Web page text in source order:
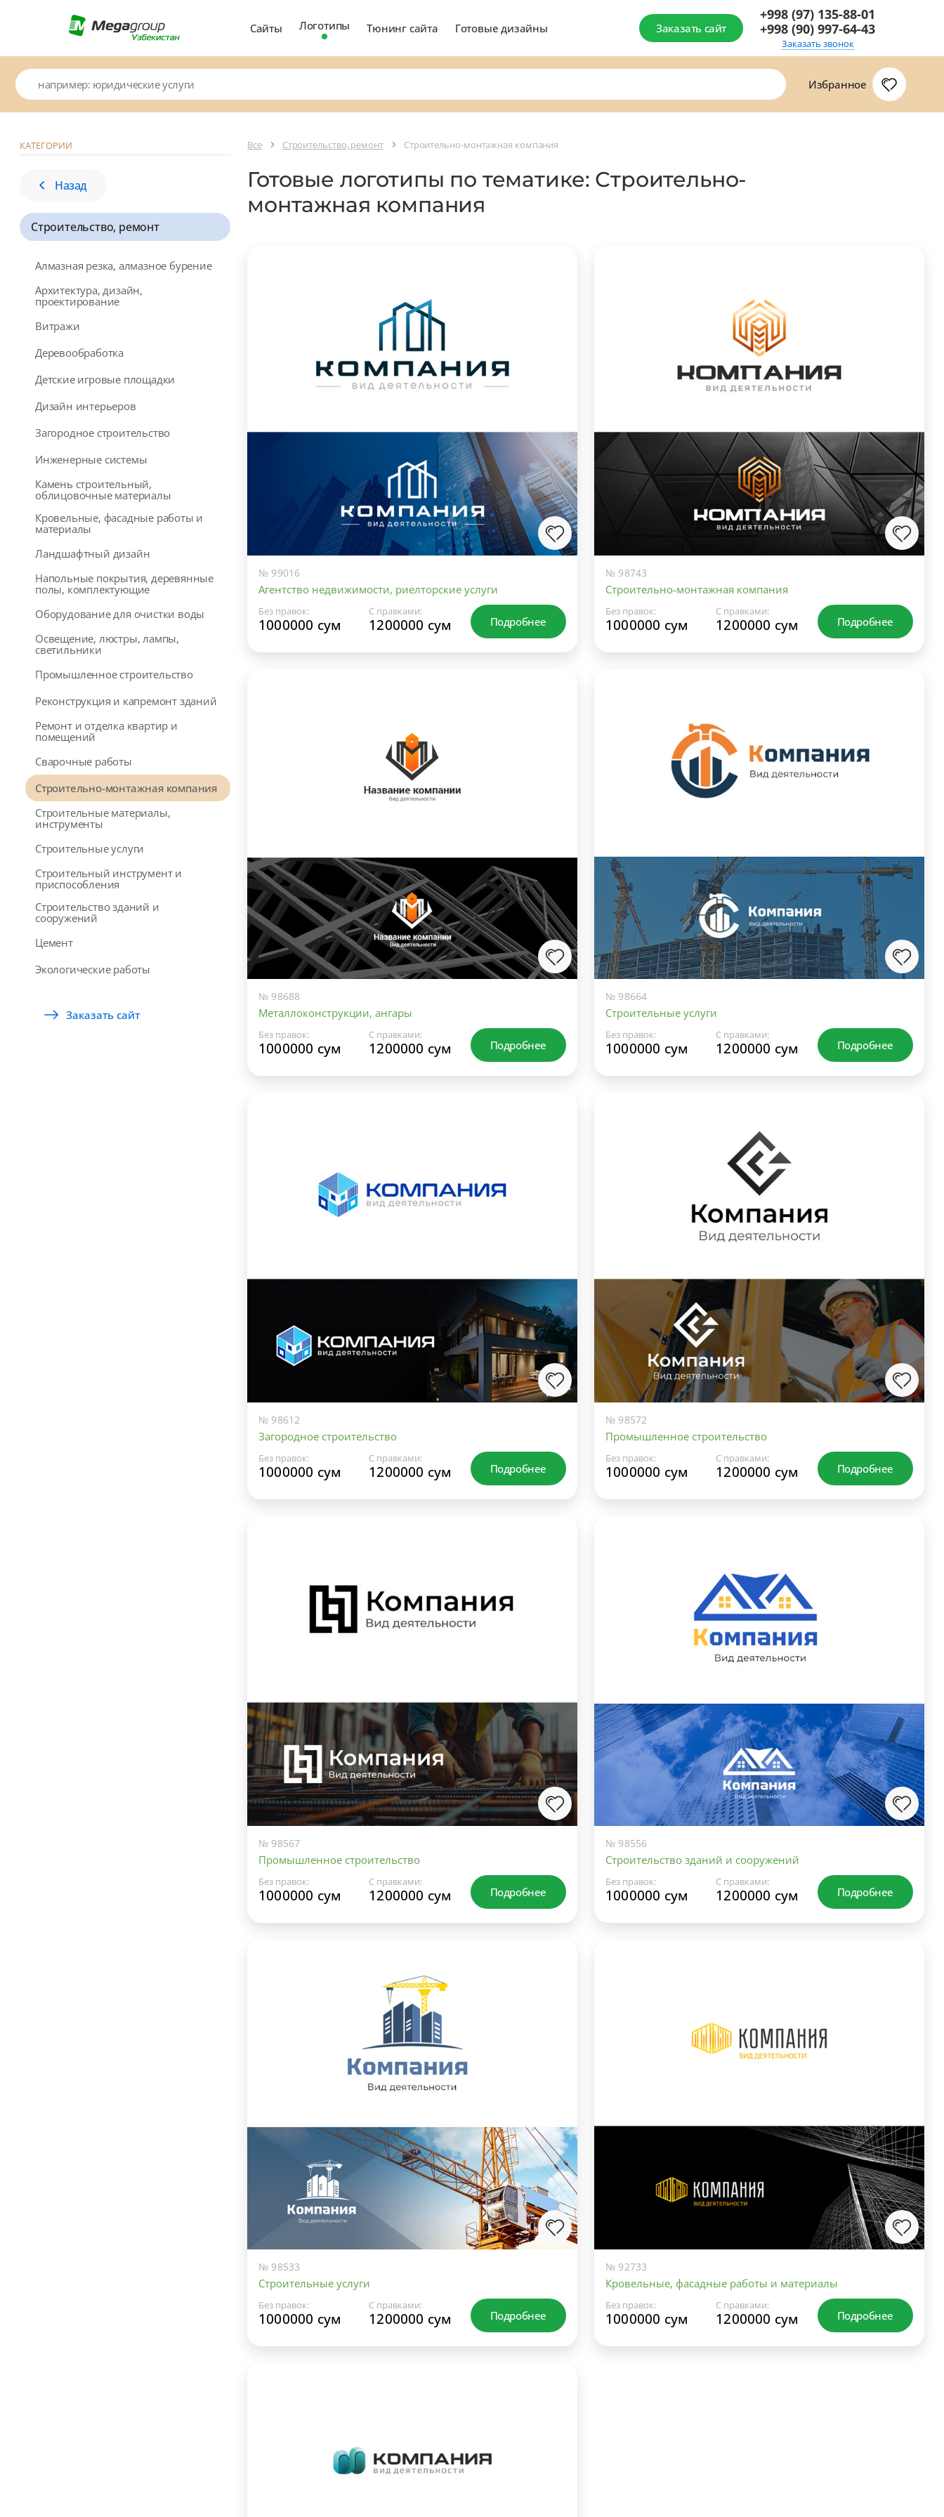
Сайты Логотипы Тюнинг сайта Готовые дизайны Заказать сайт
+998 (97) 135-88-01
+998 (90) 997-64-43
Заказать звонок
Избранное
КАТЕГОРИИ
Назад
Строительство, ремонт
Алмазная резка, алмазное бурение
Архитектура, дизайн,
проектирование
Витражи
Деревообработка
Детские игровые площадки
Дизайн интерьеров
Загородное строительство
Инженерные системы
Камень строительный,
облицовочные материалы
Кровельные, фасадные работы и
материалы
Ландшафтный дизайн
Напольные покрытия, деревянные
полы, комплектующие
Оборудование для очистки воды
Освещение, люстры, лампы,
светильники
Промышленное строительство
Реконструкция и капремонт зданий
Ремонт и отделка квартир и
помещений
Сварочные работы
Строительно-монтажная компания
Строительные материалы,
инструменты
Строительные услуги
Строительный инструмент и
приспособления
Строительство зданий и
сооружений
Цемент
Экологические работы
Заказать сайт
Все Строительство, ремонт Строительно-монтажная компания
Готовые логотипы по тематике: Строительно-
монтажная компания
№ 99016
Агентство недвижимости, риелторские услуги
Без правок:
1000000 сум
С правками:
1200000 сум Подробнее
№ 98743
Строительно-монтажная компания
Без правок:
1000000 сум
С правками:
1200000 сум Подробнее
№ 98688
Металлоконструкции, ангары
Без правок:
1000000 сум
С правками:
1200000 сум Подробнее
№ 98664
Строительные услуги
Без правок:
1000000 сум
С правками:
1200000 сум Подробнее
№ 98612
Загородное строительство
Без правок:
1000000 сум
С правками:
1200000 сум Подробнее
№ 98572
Промышленное строительство
Без правок:
1000000 сум
С правками:
1200000 сум Подробнее
№ 98567
Промышленное строительство
Без правок:
1000000 сум
С правками:
1200000 сум Подробнее
№ 98556
Строительство зданий и сооружений
Без правок:
1000000 сум
С правками:
1200000 сум Подробнее
№ 98533
Строительные услуги
Без правок:
1000000 сум
С правками:
1200000 сум Подробнее
№ 92733
Кровельные, фасадные работы и материалы
Без правок:
1000000 сум
С правками:
1200000 сум Подробнее